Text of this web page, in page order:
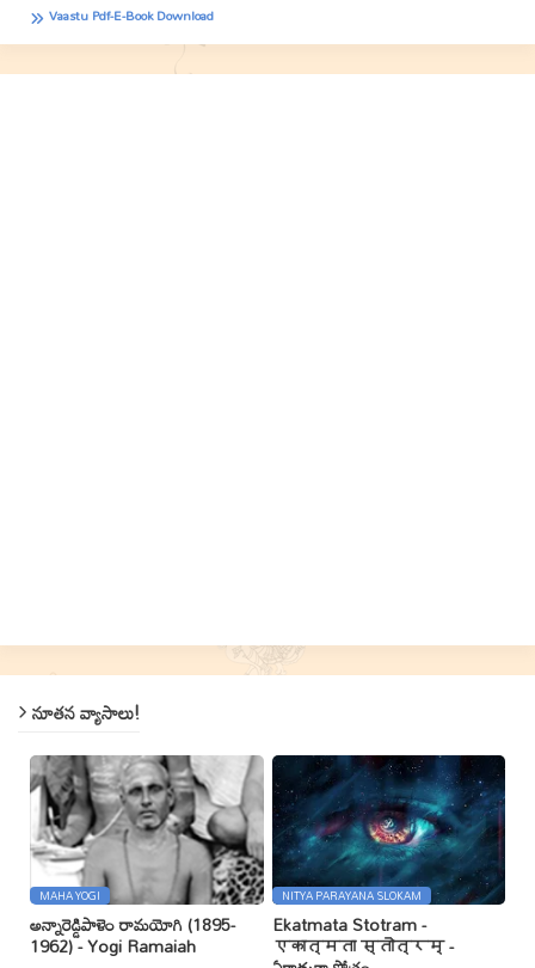
Vaastu Pdf-E-Book Download
నూతన వ్యాసాలు!
MAHA YOGI
అన్నారెడ్డిపాళెం రామయోగి (1895-
1962) - Yogi Ramaiah
NITYA PARAYANA SLOKAM
Ekatmata Stotram -
एकात्मता स्तोत्रम् -